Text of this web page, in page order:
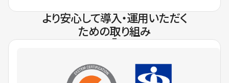
より安心して導入・運用いただく
ための取り組み